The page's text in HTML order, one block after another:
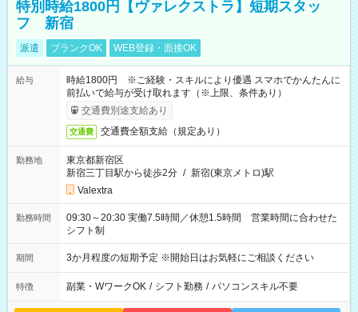
特別時給1800円【ヴァレクストラ】短期スタッ
フ 新宿
派遣 ブランクOK WEB登録・面接OK
給与
時給1800円 ※ご経験・スキルにより優遇 スマホでかんたんに
前払いで給与が受け取れます（※上限、条件あり）
交通費別途支給あり
交通費 交通費全額支給（規定あり）
勤務地
東京都新宿区
新宿三丁目駅から徒歩2分 / 新宿(東京メトロ)駅
Valextra
勤務時間
09:30～20:30 実働7.5時間／休憩1.5時間 営業時間に合わせた
シフト制
期間 3か月程度の短期予定 ※開始日はお気軽にご相談ください
特徴 副業・WワークOK / シフト勤務 / パソコンスキル不要